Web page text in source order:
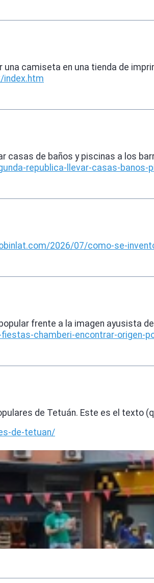
camiseta en una tienda de
casas de baños y piscinas a los
republica-llevar-casas-
2026/07/como-se-
frente a la imagen ayusista
chamberi-encontrar-origen-
de Tetuán. Este es el texto
de-tetuan/